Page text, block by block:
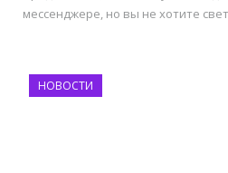
мессенджере, но вы не хотите
НОВОСТИ